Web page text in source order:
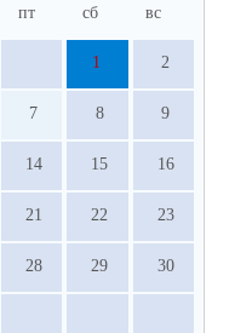
пт сб вс
1 2
7 8 9
14 15 16
21 22 23
28 29 30